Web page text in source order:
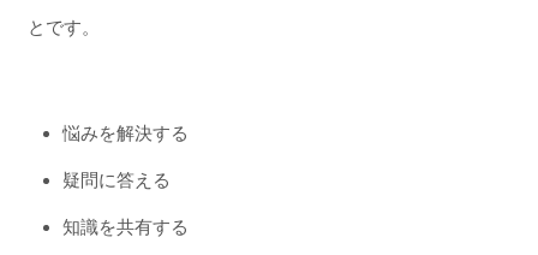
とです。
悩みを解決する
疑問に答える
知識を共有する